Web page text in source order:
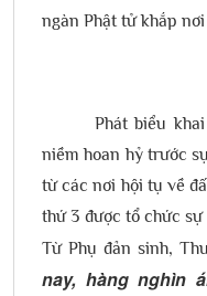
ngàn Phật tử khắp
Phát biểu
niềm hoan hỷ trước
từ các nơi hội tụ về
thứ 3 được tổ chức
Từ Phụ đản sinh,
nay, hàng nghìn